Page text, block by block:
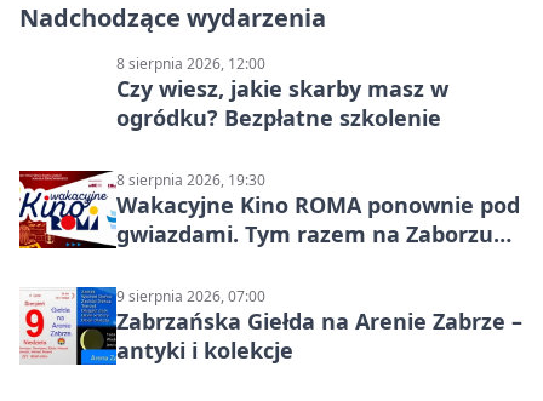
Nadchodzące wydarzenia
8 sierpnia 2026, 12:00
Czy wiesz, jakie skarby masz w
ogródku? Bezpłatne szkolenie
8 sierpnia 2026, 19:30
Wakacyjne Kino ROMA ponownie pod
gwiazdami. Tym razem na Zaborzu
9 sierpnia 2026, 07:00
Zabrzańska Giełda na Arenie Zabrze –
antyki i kolekcje